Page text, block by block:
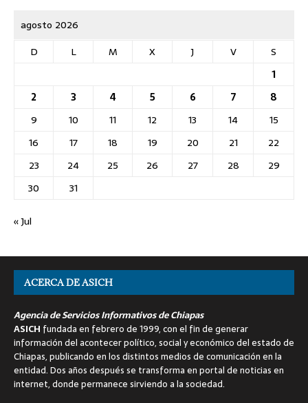
agosto 2026
D
L M X J V
S
1
2
3 4 5 6 7
8
9
10 11 12 13 14
15
16
17 18 19 20 21
22
23
24 25 26 27 28
29
30
31
« Jul
ACERCA DE ASICH
Agencia de Servicios Informativos de Chiapas
ASICH fundada en febrero de 1999, con el fin de generar
información del acontecer político, social y económico del estado de
Chiapas, publicando en los distintos medios de comunicación en la
entidad. Dos años después se transforma en portal de noticias en
internet, donde permanece sirviendo a la sociedad.